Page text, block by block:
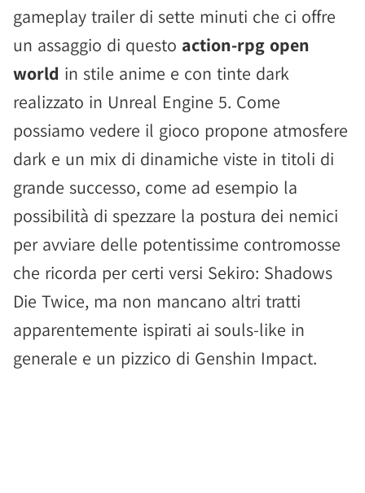
gameplay trailer di sette minuti che ci offre
un assaggio di questo action-rpg open
world in stile anime e con tinte dark
realizzato in Unreal Engine 5. Come
possiamo vedere il gioco propone atmosfere
dark e un mix di dinamiche viste in titoli di
grande successo, come ad esempio la
possibilità di spezzare la postura dei nemici
per avviare delle potentissime contromosse
che ricorda per certi versi Sekiro: Shadows
Die Twice, ma non mancano altri tratti
apparentemente ispirati ai souls-like in
generale e un pizzico di Genshin Impact.